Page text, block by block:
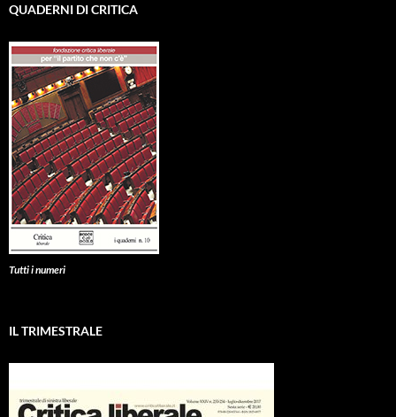
QUADERNI DI CRITICA
Tutti i numeri
IL TRIMESTRALE